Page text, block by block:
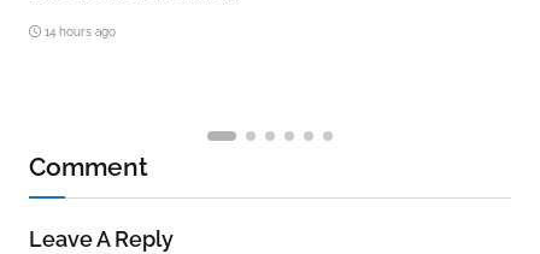
14 hours ago
Comment
Leave A Reply